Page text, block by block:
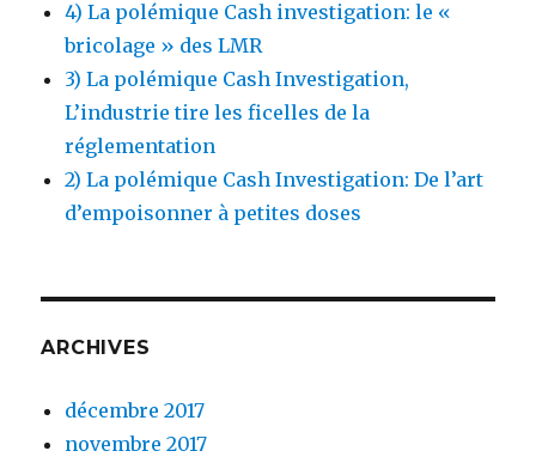
4) La polémique Cash investigation: le «
bricolage » des LMR
3) La polémique Cash Investigation,
L’industrie tire les ficelles de la
réglementation
2) La polémique Cash Investigation: De l’art
d’empoisonner à petites doses
ARCHIVES
décembre 2017
novembre 2017